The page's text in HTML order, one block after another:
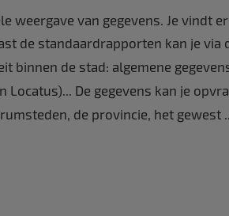
van gegevens. Je vindt
de standaardrapporten kan je via
binnen de stad: algemene
De gegevens kan je
de provincie, het gewest